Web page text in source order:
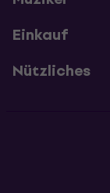
Einkauf
Nützliches